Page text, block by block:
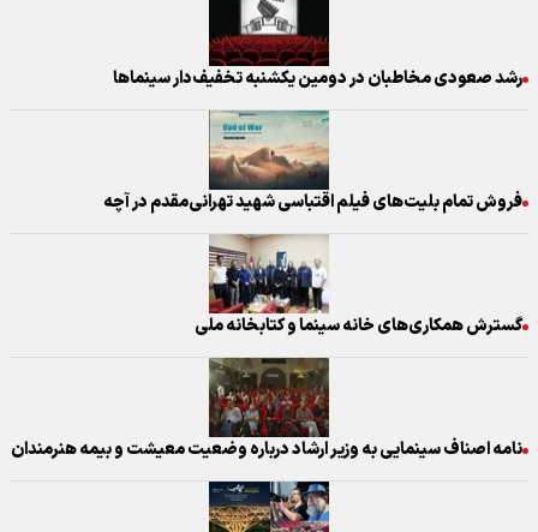
رشد صعودی مخاطبان در دومین یکشنبه تخفیف‌دار سینماها
فروش تمام بلیت‌های فیلم اقتباسی شهید تهرانی‌مقدم در آچه
گسترش همکاری‌های خانه سینما و کتابخانه ملی
نامه اصناف سینمایی به وزیر ارشاد درباره وضعیت معیشت و بیمه هنرمندان